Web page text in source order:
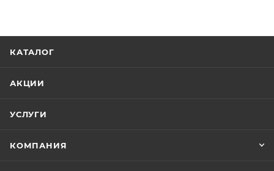
КАТАЛОГ
АКЦИИ
УСЛУГИ
КОМПАНИЯ